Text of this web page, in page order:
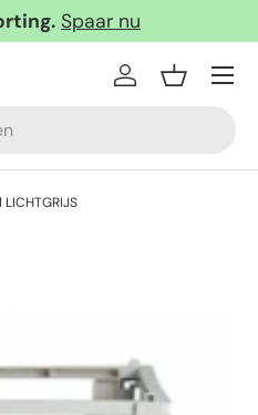
Spaar nu
InloggenMandje
Menu
LICHTGRIJS